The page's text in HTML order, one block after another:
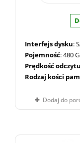
Interfejs dysku:
Pojemność: 480
Prędkość
Rodzaj kości
Dodaj do